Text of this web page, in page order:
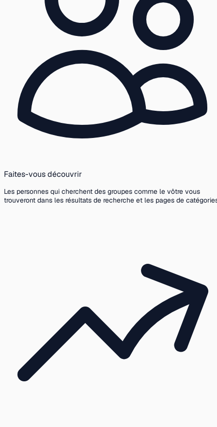
Faites-vous découvrir
Les personnes qui cherchent des groupes comme le vôtre vous
trouveront dans les résultats de recherche et les pages de